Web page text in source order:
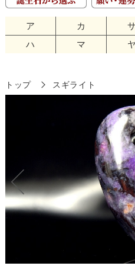
ア カ サ
ハ
マ ヤ
トップ スギライト